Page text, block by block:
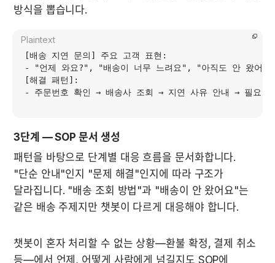
방식을 뽑습니다.
Plaintext
[배송 지연 문의] 주요 고객 표현:
- "언제 와요?", "배송이 너무 느려요", "아직도 안 왔어요
[해결 패턴]:
3단계 — SOP 문서 생성
패턴을 바탕으로 단계별 대응 흐름을 문서화합니다.
"단순 안내"인지 "문제 해결"인지에 따라 구조가
달라집니다. "배송 조회 방법"과 "배송이 안 왔어요"는
같은 배송 주제지만 챗봇이 다르게 대응해야 합니다.
챗봇이 혼자 처리할 수 없는 상황—환불 확정, 결제 취소
등—에서 언제, 어떻게 사람에게 넘길지도 SOP에